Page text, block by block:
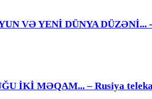
VƏ YENİ DÜNYA DÜZƏNİ...
İKİ MƏQAM... – Rusiya